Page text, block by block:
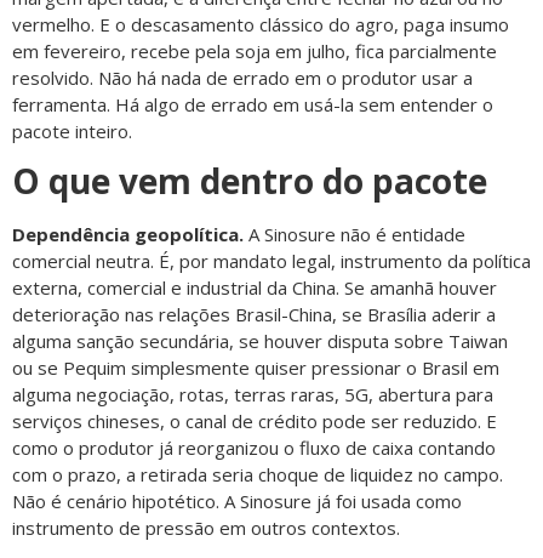
vermelho. E o descasamento clássico do agro, paga insumo
em fevereiro, recebe pela soja em julho, fica parcialmente
resolvido. Não há nada de errado em o produtor usar a
ferramenta. Há algo de errado em usá-la sem entender o
pacote inteiro.
O que vem dentro do pacote
Dependência geopolítica. A Sinosure não é entidade
comercial neutra. É, por mandato legal, instrumento da política
externa, comercial e industrial da China. Se amanhã houver
deterioração nas relações Brasil-China, se Brasília aderir a
alguma sanção secundária, se houver disputa sobre Taiwan
ou se Pequim simplesmente quiser pressionar o Brasil em
alguma negociação, rotas, terras raras, 5G, abertura para
serviços chineses, o canal de crédito pode ser reduzido. E
como o produtor já reorganizou o fluxo de caixa contando
com o prazo, a retirada seria choque de liquidez no campo.
Não é cenário hipotético. A Sinosure já foi usada como
instrumento de pressão em outros contextos.